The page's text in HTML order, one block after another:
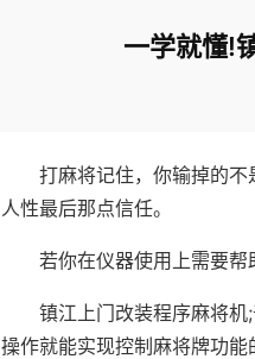
一学就懂!
打麻将记住，你输掉的
人性最后那点信任。
若你在仪器使用上需要
镇江上门改装程序麻将
操作就能实现控制麻将牌功能